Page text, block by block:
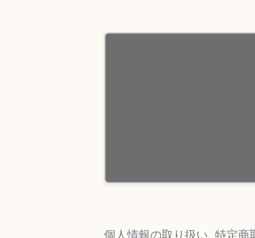
個人情報の取り扱い 特定商